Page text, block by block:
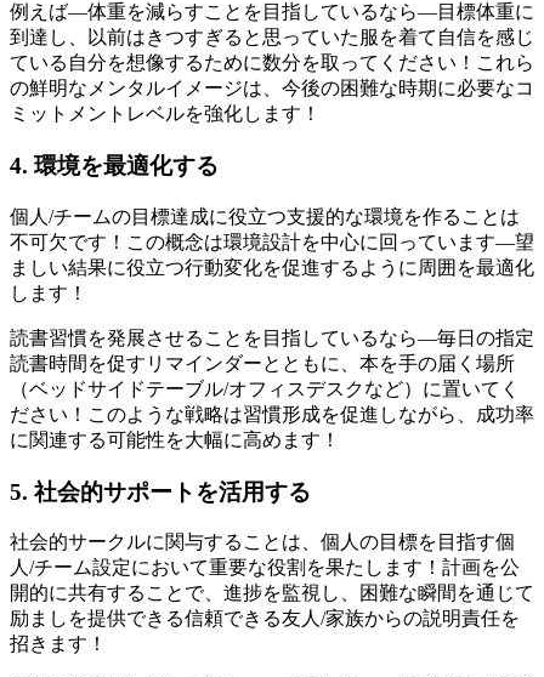
例えば—体重を減らすことを目指しているなら—目標体重に
到達し、以前はきつすぎると思っていた服を着て自信を感じ
ている自分を想像するために数分を取ってください！これら
の鮮明なメンタルイメージは、今後の困難な時期に必要なコ
ミットメントレベルを強化します！
4. 環境を最適化する
個人/チームの目標達成に役立つ支援的な環境を作ることは
不可欠です！この概念は環境設計を中心に回っています—望
ましい結果に役立つ行動変化を促進するように周囲を最適化
します！
読書習慣を発展させることを目指しているなら—毎日の指定
読書時間を促すリマインダーとともに、本を手の届く場所
（ベッドサイドテーブル/オフィスデスクなど）に置いてく
ださい！このような戦略は習慣形成を促進しながら、成功率
に関連する可能性を大幅に高めます！
5. 社会的サポートを活用する
社会的サークルに関与することは、個人の目標を目指す個
人/チーム設定において重要な役割を果たします！計画を公
開的に共有することで、進捗を監視し、困難な瞬間を通じて
励ましを提供できる信頼できる友人/家族からの説明責任を
招きます！